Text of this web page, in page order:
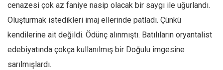
Spor
Manzara
cenazesi çok az faniye nasip olacak bir saygı ile uğurlandı.
Oluşturmak istedikleri imaj ellerinde patladı. Çünkü
kendilerine ait değildi. Ödünç alınmıştı. Batılıların oryantalist
edebiyatında çokça kullanılmış bir Doğulu imgesine
sarılmışlardı.